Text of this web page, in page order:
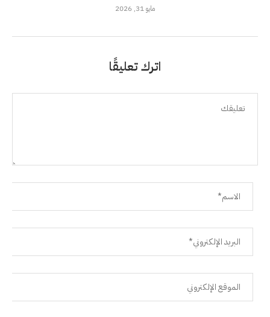
مايو 31, 2026
اترك تعليقًا